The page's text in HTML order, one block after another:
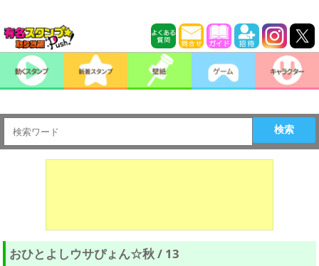
検索
おひとよしウサぴょん☆秋 / 13